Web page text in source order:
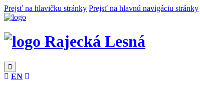
Prejsť na hlavičku stránky Prejsť na hlavnú navigáciu stránky
Rajecká Lesná
EN